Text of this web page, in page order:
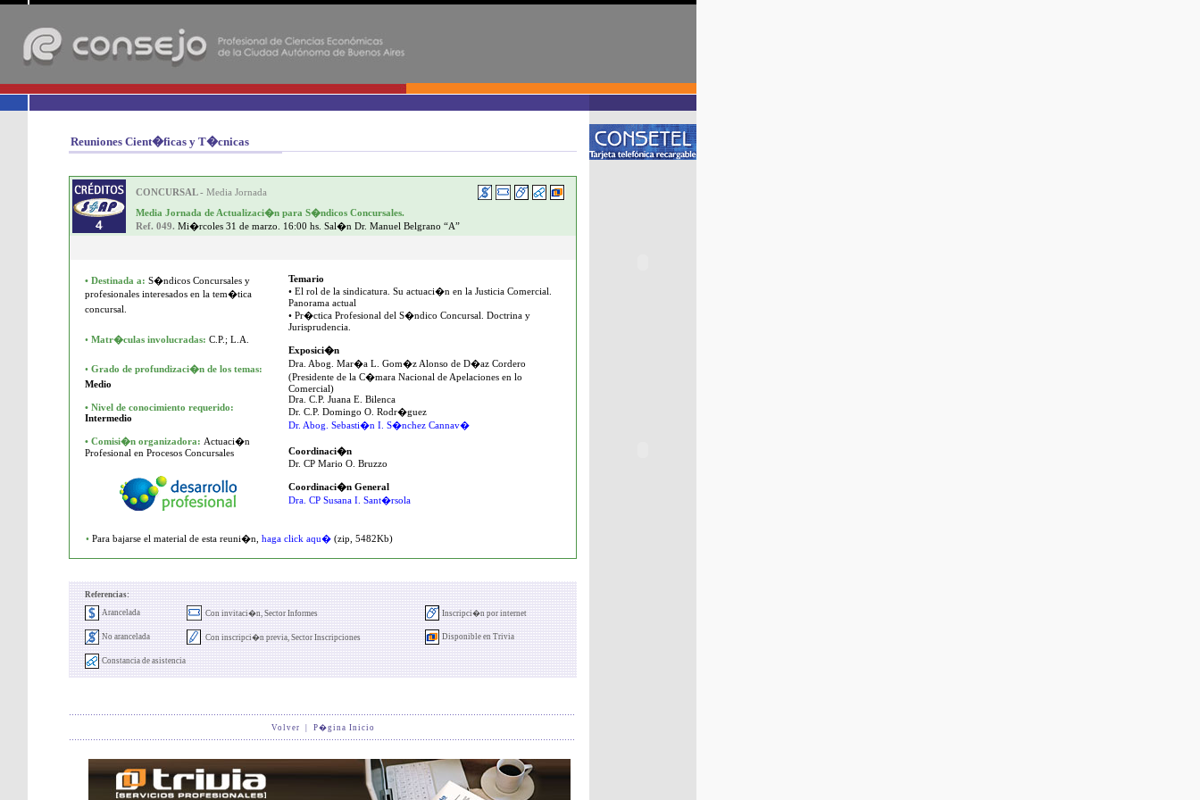
Reuniones Cient�ficas y T�cnicas
CONCURSAL - Media Jornada
Media Jornada de Actualizaci�n para S�ndicos Concursales.
Ref. 049. Mi�rcoles 31 de marzo. 16:00 hs. Sal�n Dr. Manuel Belgrano “A”
• Destinada a: S�ndicos Concursales y
profesionales interesados en la tem�tica
concursal.
• Matr�culas involucradas: C.P.; L.A.
• Grado de profundizaci�n de los temas:
Medio
• Nivel de conocimiento requerido:
Intermedio
• Comisi�n organizadora: Actuaci�n
Profesional en Procesos Concursales
Temario
• El rol de la sindicatura. Su actuaci�n en la Justicia Comercial.
Panorama actual
• Pr�ctica Profesional del S�ndico Concursal. Doctrina y
Jurisprudencia.
Exposici�n
Dra. Abog. Mar�a L. Gom�z Alonso de D�az Cordero
(Presidente de la C�mara Nacional de Apelaciones en lo
Comercial)
Dra. C.P. Juana E. Bilenca
Dr. C.P. Domingo O. Rodr�guez
Dr. Abog. Sebasti�n I. S�nchez Cannav�
Coordinaci�n
Dr. CP Mario O. Bruzzo
Coordinaci�n General
Dra. CP Susana I. Sant�rsola
• Para bajarse el material de esta reuni�n, haga click aqu�(zip, 5482Kb)
Referencias:
Arancelada
Con invitaci�n, Sector Informes Inscripci�n por internet
No arancelada Con inscripci�n previa, Sector Inscripciones Disponible en Trivia
Constancia de asistencia
Volver P�gina Inicio